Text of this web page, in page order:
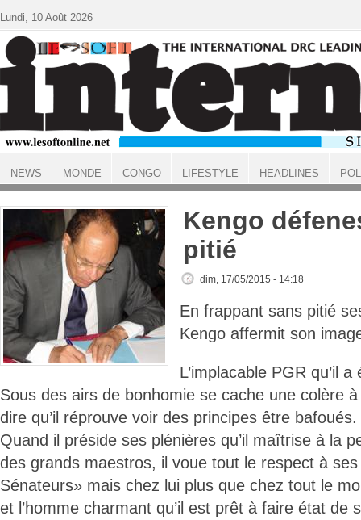
ACCUEIL
Kengo
pitié
dim, 17/05/2015 - 14:18
En frappant sans pitié
Kengo affermit son
L’implacable PGR qu’il
Sous des airs de bonhomie se cache une colère
dire qu’il réprouve voir des principes être bafoués.
Quand il préside ses plénières qu’il maîtrise à la
des grands maestros, il voue tout le respect à
Sénateurs» mais chez lui plus que chez tout le
et l’homme charmant qu’il est prêt à faire état de
Lundi, 10 Août 2026
NEWS MONDE CONGO LIFESTYLE HEADLINES